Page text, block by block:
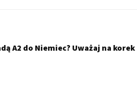
A2 do Niemiec? Uważaj na korek